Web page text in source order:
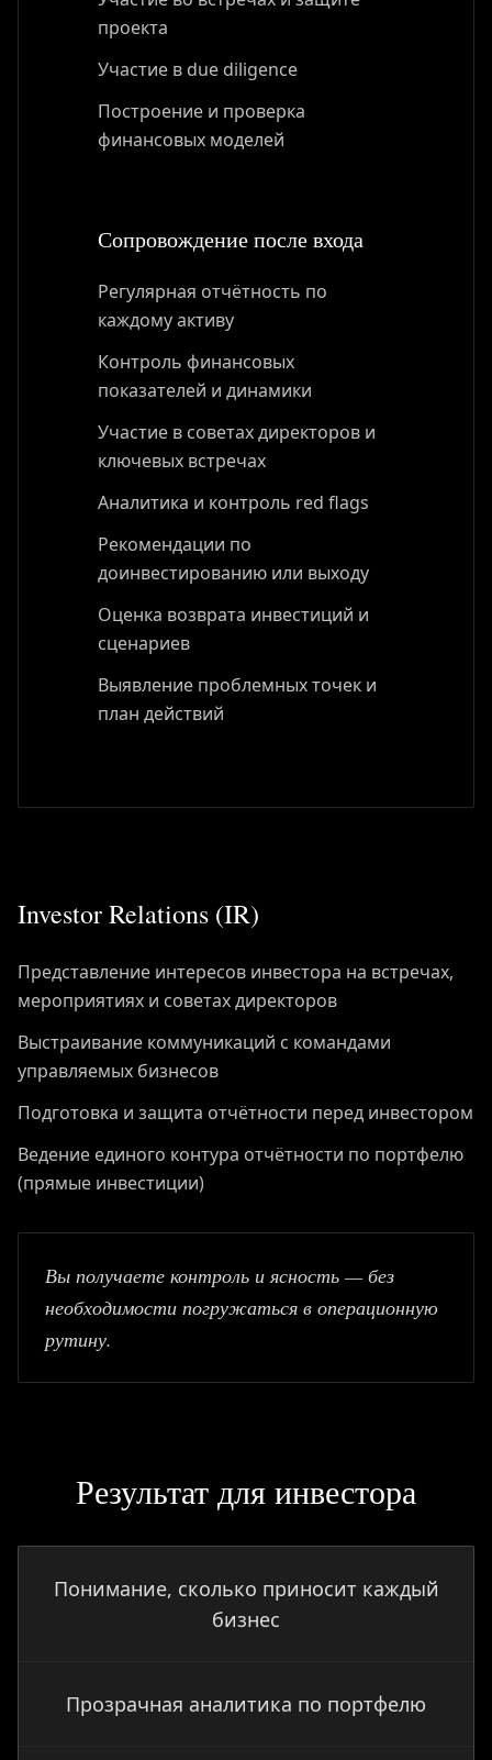
проекта
Участие в due diligence
Построение и проверка
финансовых моделей
Сопровождение после входа
Регулярная отчётность по
каждому активу
Контроль финансовых
показателей и динамики
Участие в советах директоров и
ключевых встречах
Аналитика и контроль red flags
Рекомендации по
доинвестированию или выходу
Оценка возврата инвестиций и
сценариев
Выявление проблемных точек и
план действий
Investor Relations (IR)
Представление интересов инвестора на встречах,
мероприятиях и советах директоров
Выстраивание коммуникаций с командами
управляемых бизнесов
Подготовка и защита отчётности перед инвестором
Ведение единого контура отчётности по портфелю
(прямые инвестиции)
Вы получаете контроль и ясность — без
необходимости погружаться в операционную
рутину.
Результат для инвестора
Понимание, сколько приносит каждый
бизнес
Прозрачная аналитика по портфелю